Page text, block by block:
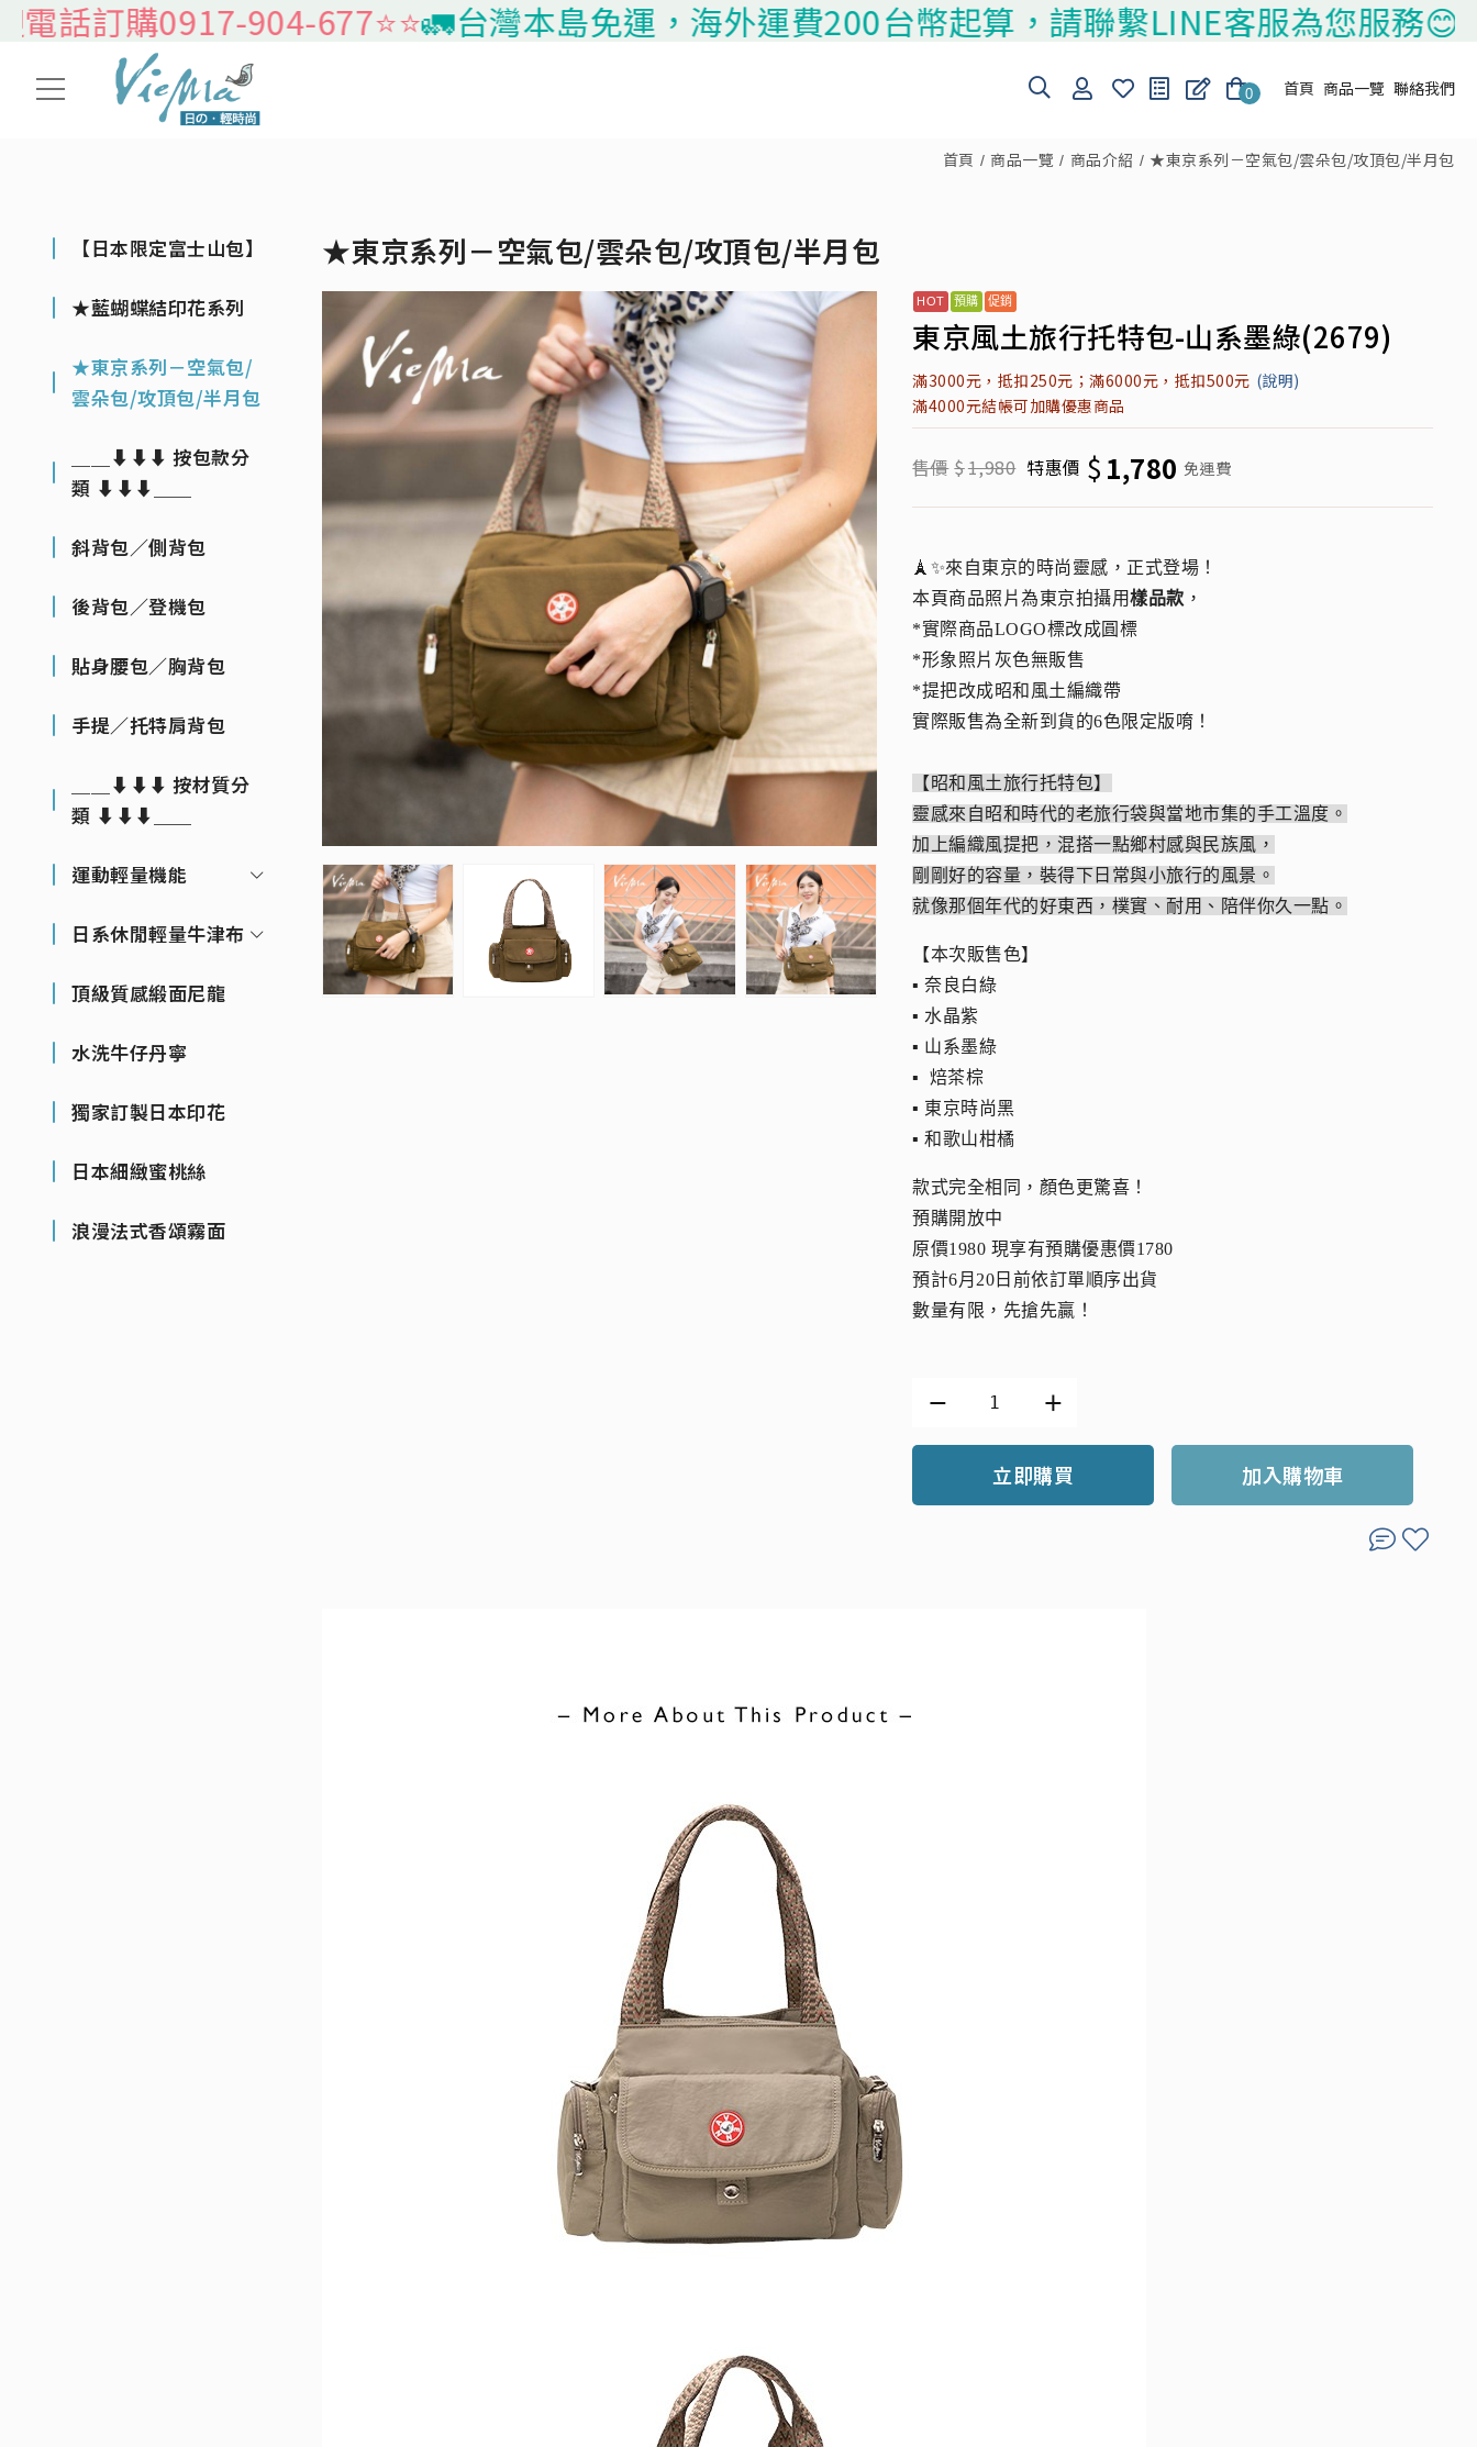
訂購0917-904-677⭐️⭐️🚛台灣本島免運，海外運費200台幣起算，請聯繫LINE客服為您服務😊
0 首頁 商品一覽 聯絡我們
首頁 商品一覽 商品介紹 ★東京系列－空氣包/雲朵包/攻頂包/半月包
【日本限定富士山包】
★藍蝴蝶結印花系列
★東京系列－空氣包/
雲朵包/攻頂包/半月包
＿＿⬇⬇⬇ 按包款分
類 ⬇⬇⬇＿＿
斜背包／側背包
後背包／登機包
貼身腰包／胸背包
手提／托特肩背包
＿＿⬇⬇⬇ 按材質分
類 ⬇⬇⬇＿＿
運動輕量機能
日系休閒輕量牛津布
頂級質感緞面尼龍
水洗牛仔丹寧
獨家訂製日本印花
日本細緻蜜桃絲
浪漫法式香頌霧面
★東京系列－空氣包/雲朵包/攻頂包/半月包
東京風土旅行托特包-山系墨綠(2679)
滿3000元，抵扣250元；滿6000元，抵扣500元 (說明)
滿4000元結帳可加購優惠商品
售價 $1,980 特惠價 $ 1,780 免運費
🗼✨來自東京的時尚靈感，正式登場！
本頁商品照片為東京拍攝用樣品款 ，
*實際商品LOGO標改成圓標
*形象照片灰色無販售
*提把改成昭和風土編織帶
實際販售為全新到貨的6色限定版唷！
【昭和風土旅行托特包】
靈感來自昭和時代的老旅行袋與當地市集的手工溫度。
加上編織風提把，混搭一點鄉村感與民族風，
剛剛好的容量，裝得下日常與小旅行的風景。
就像那個年代的好東西，樸實、耐用、陪伴你久一點。
【本次販售色】
▪︎ 奈良白綠
▪︎ 水晶紫
▪︎ 山系墨綠
▪︎ 焙茶棕
▪︎ 東京時尚黑
▪︎ 和歌山柑橘
款式完全相同，顏色更驚喜！
預購開放中
原價1980 現享有預購優惠價1780
預計6月20日前依訂單順序出貨
數量有限，先搶先贏！
立即購買 加入購物車